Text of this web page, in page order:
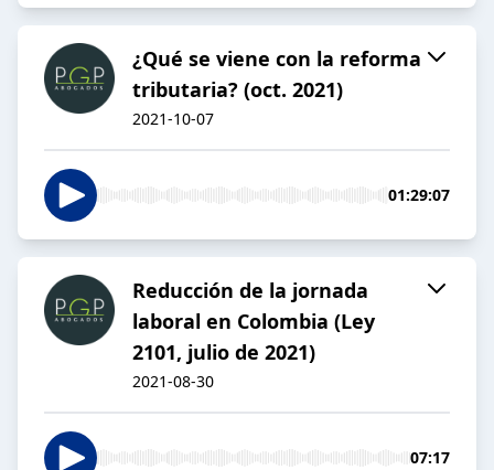
¿Qué se viene con la reforma
tributaria? (oct. 2021)
2021-10-07
01:29:07
Reducción de la jornada
laboral en Colombia (Ley
2101, julio de 2021)
2021-08-30
07:17